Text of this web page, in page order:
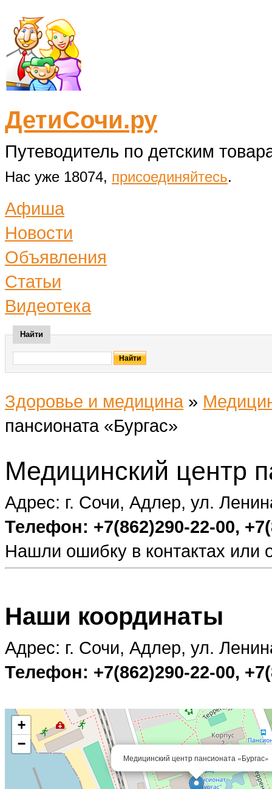
ДетиСочи.ру
Путеводитель по детским
Нас уже 18074, присоединяйтесь.
Афиша
Новости
Объявления
Статьи
Видеотека
Найти
Здоровье и медицина »
пансионата «Бургас»
Медицинский центр
Адрес: г. Сочи, Адлер, ул.
Телефон: +7(862)290-22-00,
Нашли ошибку в контактах
Наши координаты
Адрес: г. Сочи, Адлер, ул.
Телефон: +7(862)290-22-00,
Медицинский центр пансионата «Бургас»
+
−